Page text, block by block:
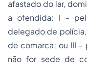
afastado do lar,
a ofendida: I -
delegado de
de comarca; ou III -
não for sede de